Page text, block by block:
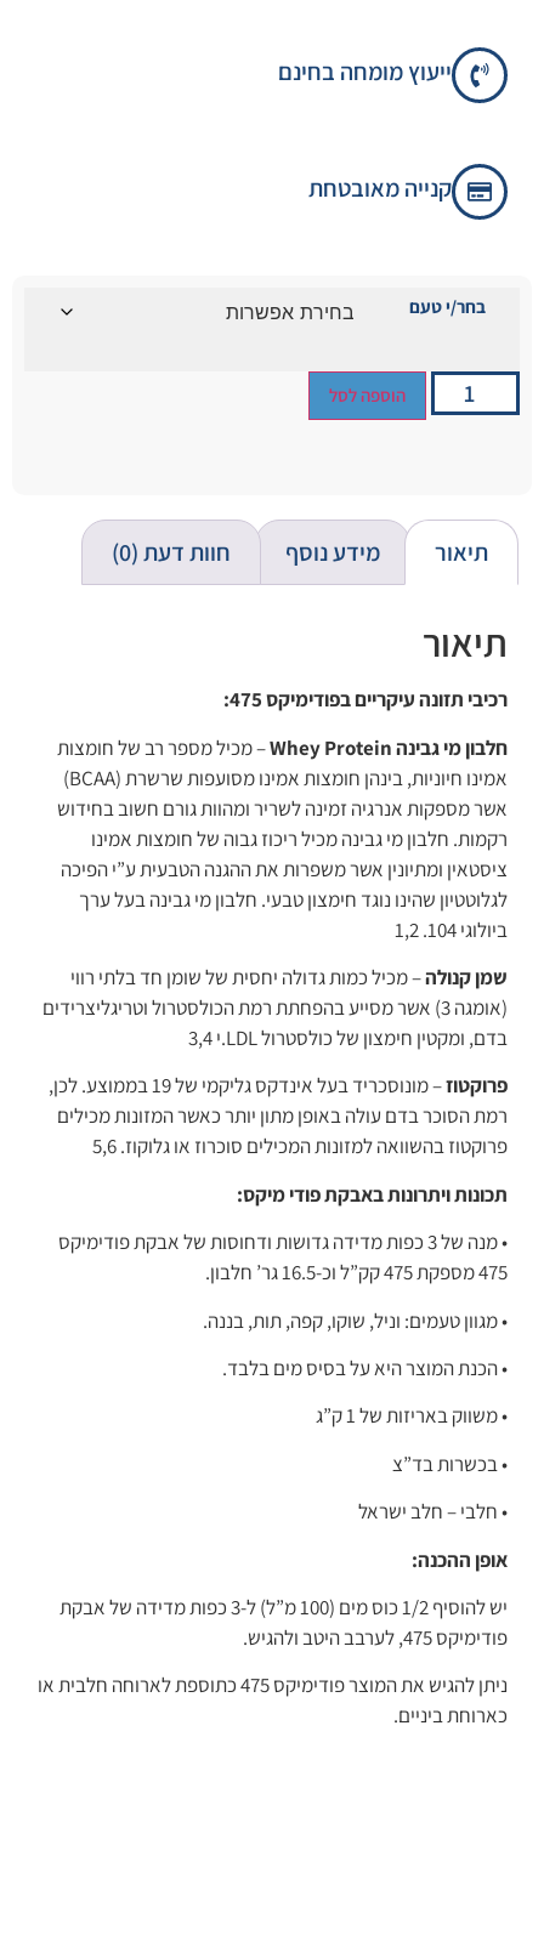
ייעוץ מומחה בחינם
קנייה מאובטחת
בחר/י טעם
הוספה לסל
תיאור מידע נוסף חוות דעת (0)
תיאור
רכיבי תזונה עיקריים בפודימיקס 475:
חלבון מי גבינה Whey Protein
– מכיל מספר רב של חומצות
אמינו חיוניות, בינהן חומצות אמינו מסועפות שרשרת (BCAA)
אשר מספקות אנרגיה זמינה לשריר ומהוות גורם חשוב בחידוש
רקמות. חלבון מי גבינה מכיל ריכוז גבוה של חומצות אמינו
ציסטאין ומתיונין אשר משפרות את ההגנה הטבעית ע”י הפיכה
לגלוטטיון שהינו נוגד חימצון טבעי. חלבון מי גבינה בעל ערך
ביולוגי 104. 1,2
שמן קנולה– מכיל כמות גדולה יחסית של שומן חד בלתי רווי
(אומגה 3) אשר מסייע בהפחתת רמת הכולסטרול וטריגליצרידים
בדם, ומקטין חימצון של כולסטרול LDL.י 3,4
פרוקטוז
– מונוסכריד בעל אינדקס גליקמי של 19 בממוצע. לכן,
רמת הסוכר בדם עולה באופן מתון יותר כאשר המזונות מכילים
פרוקטוז בהשוואה למזונות המכילים סוכרוז או גלוקוז. 5,6
תכונות ויתרונות באבקת פודי מיקס:
• מנה של 3 כפות מדידה גדושות ודחוסות של אבקת פודימיקס
475 מספקת 475 קק”ל וכ-16.5 גר’ חלבון.
• מגוון טעמים: וניל, שוקו, קפה, תות, בננה.
• הכנת המוצר היא על בסיס מים בלבד.
• משווק באריזות של 1 ק”ג
• בכשרות בד”צ
• חלבי – חלב ישראל
אופן ההכנה:
יש להוסיף 1/2 כוס מים (100 מ”ל) ל-3 כפות מדידה של אבקת
פודימיקס 475, לערבב היטב ולהגיש.
ניתן להגיש את המוצר פודימיקס 475 כתוספת לארוחה חלבית או
כארוחת ביניים.